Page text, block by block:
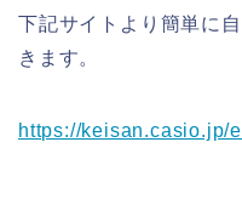
下記サイトより簡単に
きます。
https://keisan.casio.jp/